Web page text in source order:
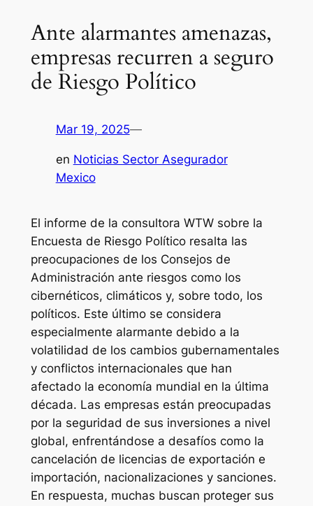
Ante alarmantes amenazas,
empresas recurren a seguro
de Riesgo Político
Mar 19, 2025—
en Noticias Sector Asegurador
Mexico
El informe de la consultora WTW sobre la
Encuesta de Riesgo Político resalta las
preocupaciones de los Consejos de
Administración ante riesgos como los
cibernéticos, climáticos y, sobre todo, los
políticos. Este último se considera
especialmente alarmante debido a la
volatilidad de los cambios gubernamentales
y conflictos internacionales que han
afectado la economía mundial en la última
década. Las empresas están preocupadas
por la seguridad de sus inversiones a nivel
global, enfrentándose a desafíos como la
cancelación de licencias de exportación e
importación, nacionalizaciones y sanciones.
En respuesta, muchas buscan proteger sus